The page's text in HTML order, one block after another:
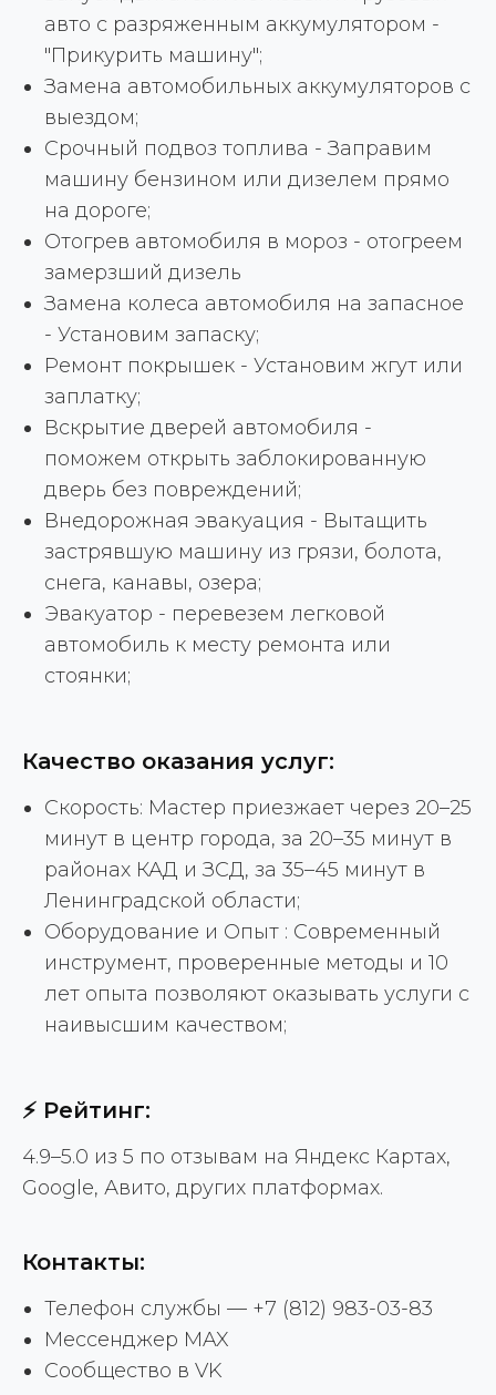
авто с разряженным аккумулятором -
"Прикурить машину";
Замена автомобильных аккумуляторов с
выездом;
Срочный подвоз топлива - Заправим
машину бензином или дизелем прямо
на дороге;
Отогрев автомобиля в мороз - отогреем
замерзший дизель
Замена колеса автомобиля на запасное
- Установим запаску;
Ремонт покрышек - Установим жгут или
заплатку;
Вскрытие дверей автомобиля -
поможем открыть заблокированную
дверь без повреждений;
Внедорожная эвакуация - Вытащить
застрявшую машину из грязи, болота,
снега, канавы, озера;
Эвакуатор - перевезем легковой
автомобиль к месту ремонта или
стоянки;
Качество оказания услуг:
Скорость: Мастер приезжает через 20–25
минут в центр города, за 20–35 минут в
районах КАД и ЗСД, за 35–45 минут в
Ленинградской области;
Оборудование и Опыт : Современный
инструмент, проверенные методы и 10
лет опыта позволяют оказывать услуги с
наивысшим качеством;
⚡ Рейтинг:
4.9–5.0 из 5 по отзывам на Яндекс Картах,
Google, Авито, других платформах.
Контакты:
Телефон службы — +7 (812) 983-03-83
Мессенджер MAX
Cообщество в VK
положительных отзывов
клиентов